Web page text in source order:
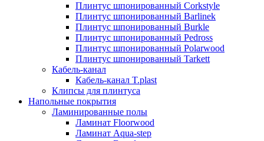
Плинтус шпонированный Corkstyle
Плинтус шпонированный Barlinek
Плинтус шпонированный Burkle
Плинтус шпонированный Pedross
Плинтус шпонированный Polarwood
Плинтус шпонированный Tarkett
Кабель-канал
Кабель-канал T.plast
Клипсы для плинтуса
Напольные покрытия
Ламинированные полы
Ламинат Floorwood
Ламинат Aqua-step